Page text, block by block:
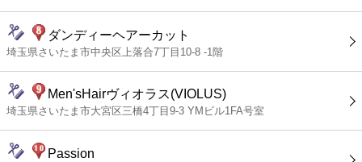
ダンディーヘアーカット
埼玉県さいたま市中央区上落合7丁目10-8 -1階
Men'sHairヴィオラス(VIOLUS)
埼玉県さいたま市大宮区三橋4丁目9-3 YMビル1FA号室
Passion